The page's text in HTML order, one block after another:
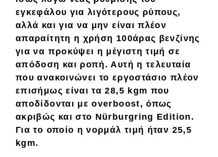
εγκεφάλου γιαλιγότερους ρύπους,
αλλά και για να μην είναι πλέον
απαραίτητη η χρήση 100άρας βενζίνης
για να προκύψει η μέγιστη τιμή σε
απόδοση και ροπή. Αυτή η τελευταία
που ανακοινώνει το εργοστάσιο πλέον
επισήμως είναι τα 28,5 kgm που
αποδίδονται μεoverboost, όπως
ακριβώς και στο Nürburgring Edition.
Για το οποίο ηνορμάλ τιμή ήταν 25,5
kgm.